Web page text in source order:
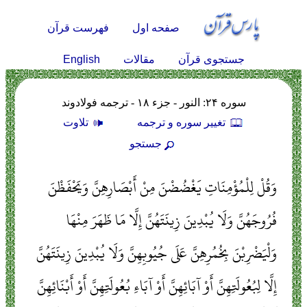
صفحه اول فهرست قرآن
جستجوی قرآن مقالات English
سوره ۲۴: النور - جزء ۱۸ - ترجمه فولادوند
تغيير سوره و ترجمه
تلاوت
جستجو
وَقُلْ لِلْمُؤْمِنَاتِ يَغْضُضْنَ مِنْ أَبْصَارِهِنَّ وَيَحْفَظْنَ
فُرُوجَهُنَّ وَلَا يُبْدِينَ زِينَتَهُنَّ إِلَّا مَا ظَهَرَ مِنْهَا
وَلْيَضْرِبْنَ بِخُمُرِهِنَّ عَلَى جُيُوبِهِنَّ وَلَا يُبْدِينَ زِينَتَهُنَّ
إِلَّا لِبُعُولَتِهِنَّ أَوْ آبَائِهِنَّ أَوْ آبَاءِ بُعُولَتِهِنَّ أَوْ أَبْنَائِهِنَّ